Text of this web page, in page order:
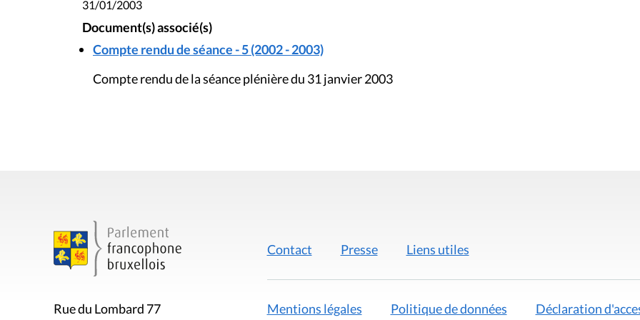
31/01/2003
Document(s) associé(s)
Compte rendu de séance - 5 (2002 - 2003)
Compte rendu de la séance plénière du 31 janvier 2003
Rue du Lombard 77
Contact Presse Liens utiles
Mentions légales Politique de données Déclaration